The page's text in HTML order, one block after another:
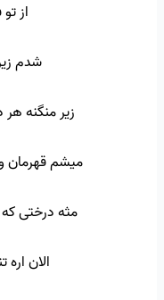
از
شدم
زیر منگنه
میشم قهرمان
مثه درختی
الان اره